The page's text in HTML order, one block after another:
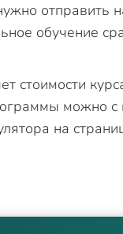
отправить
обучение
стоимости
можно
на